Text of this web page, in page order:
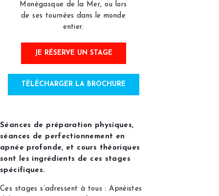
Monégasque de la Mer, ou lors
de ses tournées dans le monde
entier.
JE RÉSERVE UN STAGE
TÉLÉCHARGER LA BROCHURE
Séances de préparation physiques,
séances de perfectionnement en
apnée profonde, et cours théoriques
sont les ingrédients de ces stages
spécifiques.
Ces stages s’adressent à tous : Apnéistes